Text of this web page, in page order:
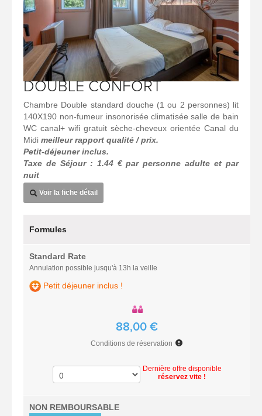
DOUBLE CONFORT
Chambre Double standard douche (1 ou 2 personnes) lit
140X190 non-fumeur insonorisée climatisée salle de bain
WC canal+ wifi gratuit sèche-cheveux orientée Canal du
Midi meilleur rapport qualité / prix.
Petit-déjeuner inclus.
Taxe de Séjour : 1.44 € par personne adulte et par
nuit
Voir la fiche détail
Formules
Standard Rate
Annulation possible jusqu'à 13h la veille
Petit déjeuner inclus !
88,00 €
Conditions de réservation
Dernière offre disponible
réservez vite !
NON REMBOURSABLE